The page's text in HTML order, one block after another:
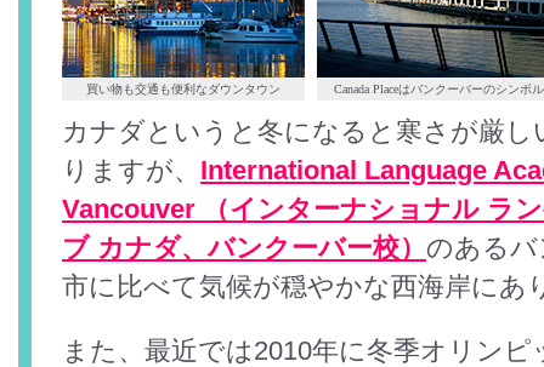
買い物も交通も便利なダウンタウン Canada Placeはバンクーバーのシンボル
カナダというと冬になると寒さが厳
りますが、 International Language
Vancouver （インターナショナル ラ
ブ カナダ、バンクーバー校） のある
市に比べて気候が穏やかな西海岸にあ
また、最近では2010年に冬季オリン